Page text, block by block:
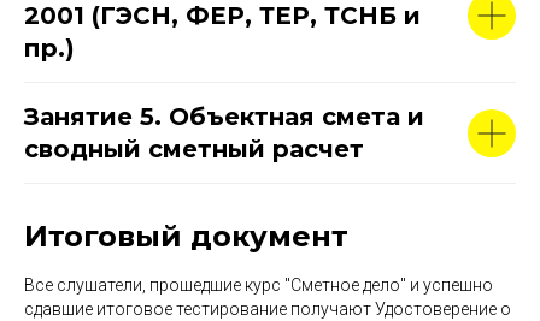
2001 (ГЭСН, ФЕР, ТЕР, ТСНБ и
пр.)
Занятие 5. Объектная смета и
сводный сметный расчет
Итоговый документ
Все слушатели, прошедшие курс "Сметное дело" и успешно
сдавшие итоговое тестирование получают Удостоверение о